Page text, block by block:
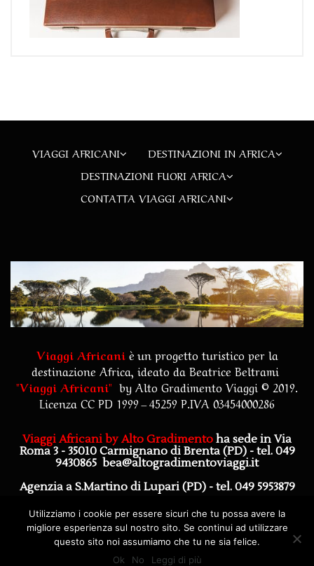
VIAGGI AFRICANI
DESTINAZIONI IN AFRICA
DESTINAZIONI FUORI AFRICA
CONTATTA VIAGGI AFRICANI
Viaggi Africani è un progetto turistico per la
destinazione Africa, ideato da Beatrice Beltrami
"Viaggi Africani" by Alto Gradimento Viaggi © 2019.
Licenza CC PD 1999 – 45259 P.IVA 03454000286
Viaggi Africani by Alto Gradimento ha sede in Via
Roma 3 - 35010 Carmignano di Brenta (PD) - tel. 049
9430865 bea@altogradimentoviaggi.it
Agenzia a S.Martino di Lupari (PD) - tel. 049 5953879
Agenzia a Piazzola sul Brenta (PD) - tel. 0492272628
Utilizziamo i cookie per essere sicuri che tu possa avere la
migliore esperienza sul nostro sito. Se continui ad utilizzare
questo sito noi assumiamo che tu ne sia felice.
Ok
No Leggi di più